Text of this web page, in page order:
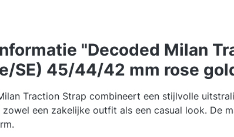
"Decoded Milan
SE) 45/44/42 mm rose
Traction Strap combineert een stijlvolle
een zakelijke outfit als een casual look. De